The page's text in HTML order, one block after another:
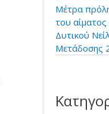
Μέτρα
του αίματος
Δυτικού
Μετάδοσης